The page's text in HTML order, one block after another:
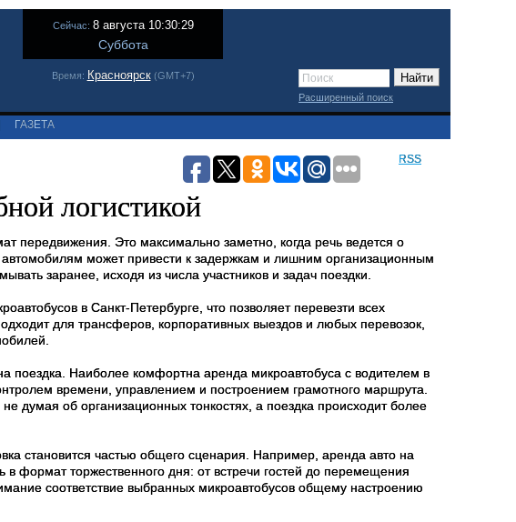
Сейчас: 8 августа 10:30:29
Суббота
Время: Красноярск(GMT+7)
Расширенный поиск
ГАЗЕТА
RSS
логистикой
передвижения. Это максимально заметно, когда речь ведется о
может привести к задержкам и лишним организационным
заранее, исходя из числа участников и задач поездки.
в Санкт-Петербурге, что позволяет перевезти всех
для трансферов, корпоративных выездов и любых перевозок,
поездка. Наиболее комфортна аренда микроавтобуса с водителем в
времени, управлением и построением грамотного маршрута.
думая об организационных тонкостях, а поездка происходит более
становится частью общего сценария. Например, аренда авто на
формат торжественного дня: от встречи гостей до перемещения
соответствие выбранных микроавтобусов общему настроению